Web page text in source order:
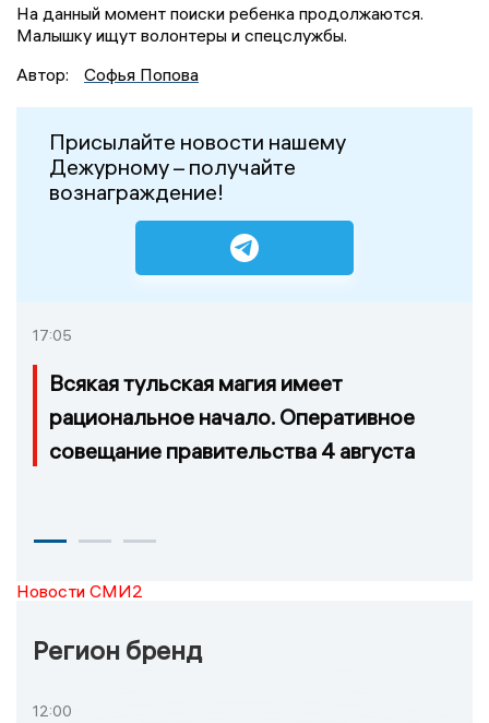
На данный момент поиски ребенка продолжаются.
Малышку ищут волонтеры и спецслужбы.
Автор:
Софья Попова
Присылайте новости нашему
Дежурному – получайте
вознаграждение!
17:05
Всякая тульская магия имеет
рациональное начало. Оперативное
совещание правительства 4 августа
Новости СМИ2
Регион бренд
12:00